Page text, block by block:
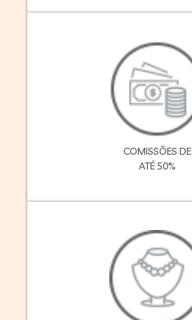
COMISSÕES DE
ATÉ 50%